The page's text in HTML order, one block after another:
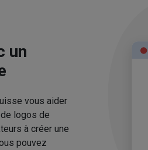
un
vous aider
logos de
à créer une
pouvez